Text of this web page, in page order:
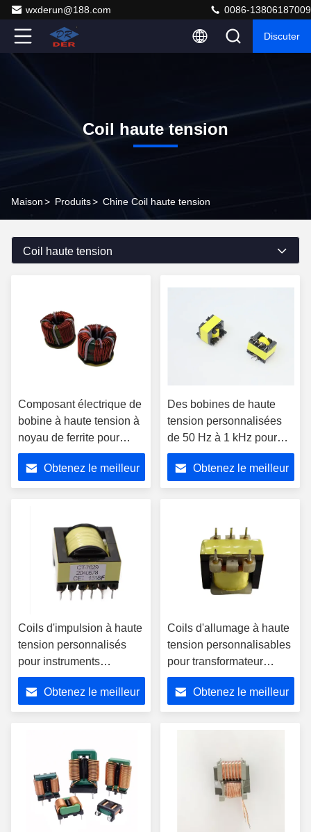
wxderun@188.com 0086-13806187009
Discuter
Coil haute tension
Maison> Produits> Chine Coil haute tension
Coil haute tension
Composant électrique de
bobine à haute tension à
noyau de ferrite pour
systèmes d'alimentation
industrielle
Obtenez le meilleur
Des bobines de haute
tension personnalisées
de 50 Hz à 1 kHz pour
l'industrie minière
éolienne de
l'hydroélectricité
Obtenez le meilleur
Coils d'impulsion à haute
tension personnalisés
pour instruments
électroniques ou
transformateurs de
puissance
Obtenez le meilleur
Coils d'allumage à haute
tension personnalisables
pour transformateur
électrique industriel
Obtenez le meilleur